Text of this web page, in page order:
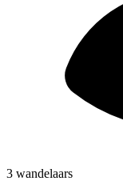
3 wandelaars